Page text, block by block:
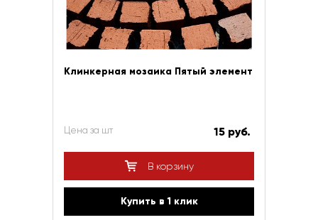
Клинкерная мозаика Пятый элемент
Цена за шт 15 руб.
В корзину
Купить в 1 клик